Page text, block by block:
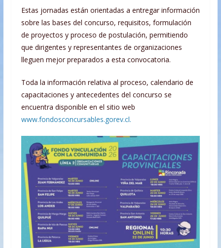
Estas jornadas están orientadas a entregar información
sobre las bases del concurso, requisitos, formulación
de proyectos y proceso de postulación, permitiendo
que dirigentes y representantes de organizaciones
lleguen mejor preparados a esta convocatoria.
Toda la información relativa al proceso, calendario de
capacitaciones y antecedentes del concurso se
encuentra disponible en el sitio web
www.fondosconcursables.gorev.cl.